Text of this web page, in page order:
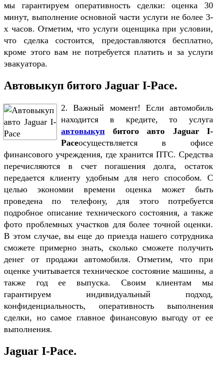
мы гарантируем оперативность сделки: оценка 30
минут, выполнение основной части услуги не более 3-
х часов. Отметим, что услуги оценщика при условии,
что сделка состоится, предоставляются бесплатно,
кроме этого вам не потребуется платить и за услуги
эвакуатора.
Автовыкуп битого Jaguar I-Pace.
2. Важный момент! Если автомобиль
находится в кредите, то услуга
автовыкуп битого авто Jaguar I-
Paceосуществляется в офисе
финансового учреждения, где хранится ПТС. Средства
перечисляются в счет погашения долга, остаток
передается клиенту удобным для него способом. С
целью экономии времени оценка может быть
проведена по телефону, для этого потребуется
подробное описание технического состояния, а также
фото проблемных участков для более точной оценки.
В этом случае, вы еще до приезда нашего сотрудника
сможете примерно знать, сколько сможете получить
денег от продажи автомобиля. Отметим, что при
оценке учитывается техническое состояние машины, а
также год ее выпуска. Своим клиентам мы
гарантируем индивидуальный подход,
конфиденциальность, оперативность выполнения
сделки, но самое главное финансовую выгоду от ее
выполнения.
Jaguar I-Pace.